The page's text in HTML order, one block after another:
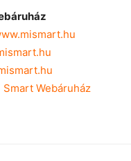
Smart Webáruház